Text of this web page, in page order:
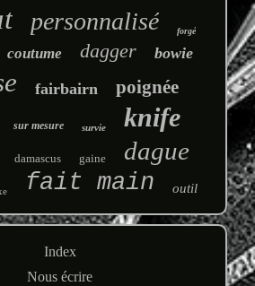
personnalisé forgé
coutume dagger bowie
fairbairn poignée
sur mesure survie knife
damascus gaine dague
fait main outil
Index
Nous écrire